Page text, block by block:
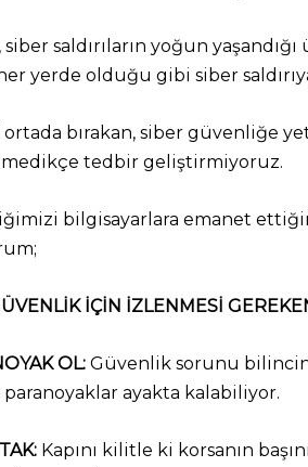
saldırıların yoğun
yerde olduğu gibi siber
bırakan, siber güvenliğe
tedbir geliştirmiyoruz.
bilgisayarlara emanet
İÇİN İZLENMESİ
OL: Güvenlik sorunu
paranoyaklar ayakta kalabiliyor.
Kapını kilitle ki korsanın